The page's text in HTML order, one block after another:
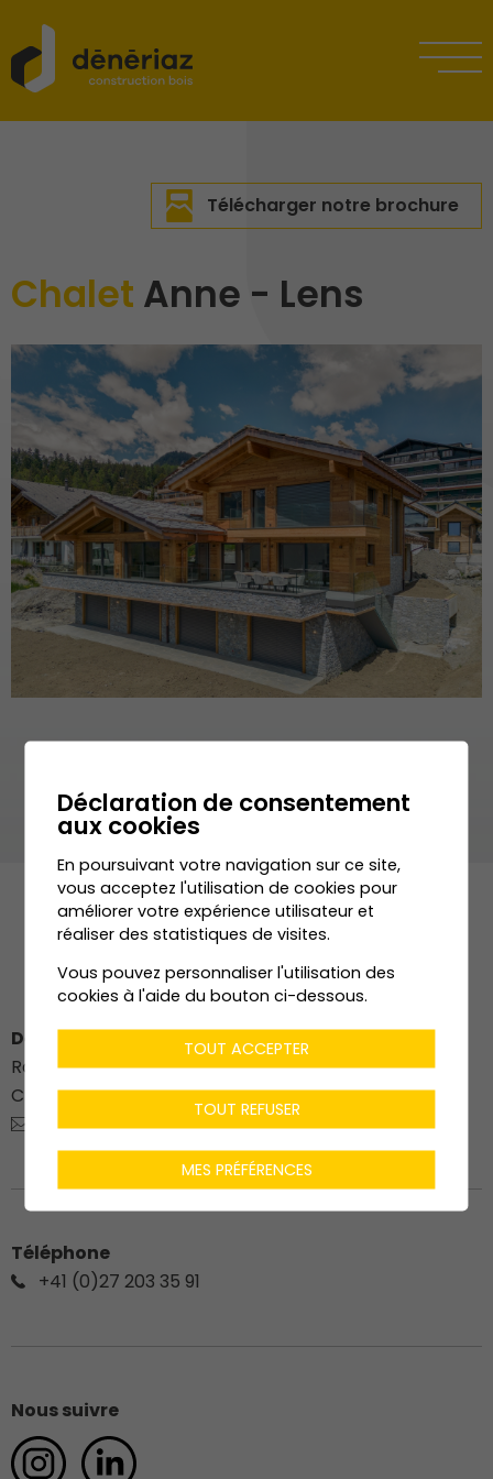
Télécharger notre brochure
Chalet Anne - Lens
Dénériaz Construction Bois SA
Route du Stade 76
CH-
1912Leytron
charpente@deneriaz.com
Téléphone
+41 (0)27 203 35 91
Nous suivre
Déclaration de consentement
aux cookies
En poursuivant votre navigation sur ce site,
vous acceptez l'utilisation de cookies pour
améliorer votre expérience utilisateur et
réaliser des statistiques de visites.
Vous pouvez personnaliser l'utilisation des
cookies à l'aide du bouton ci-dessous.
TOUT ACCEPTER
TOUT REFUSER
MES PRÉFÉRENCES